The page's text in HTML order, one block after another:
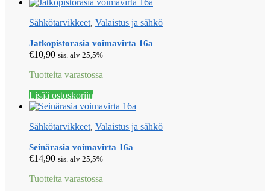
Sähkötarvikkeet, Valaistus ja sähkö
Jatkopistorasia voimavirta 16a
€10,90 sis. alv 25,5%
Tuotteita varastossa
Lisää ostoskoriin
Sähkötarvikkeet, Valaistus ja sähkö
Seinärasia voimavirta 16a
€14,90 sis. alv 25,5%
Tuotteita varastossa